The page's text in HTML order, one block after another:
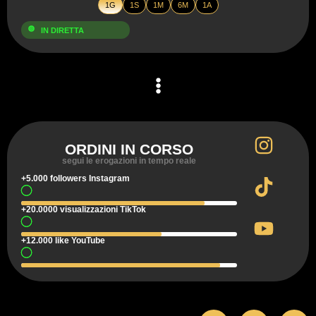
1G 1S 1M 6M 1A
IN DIRETTA
ORDINI IN CORSO
segui le erogazioni in tempo reale
+5.000 followers Instagram
+20.0000 visualizzazioni TikTok
+12.000 like YouTube